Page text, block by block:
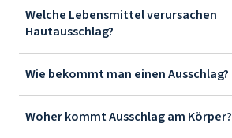
Welche Lebensmittel verursachen
Hautausschlag?
Wie bekommt man einen Ausschlag?
Woher kommt Ausschlag am Körper?